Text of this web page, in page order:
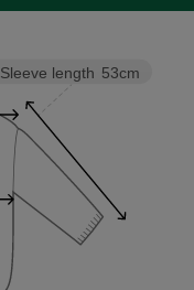
Sleeve length 53cm